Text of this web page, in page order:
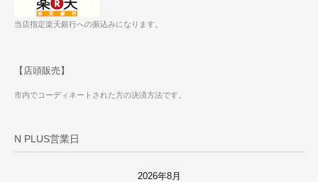
当店指定楽天銀行への振込みになります。
【店頭販売】
市内でコーディネートされた方の決済方法です。
N PLUS営業日
2026年8月